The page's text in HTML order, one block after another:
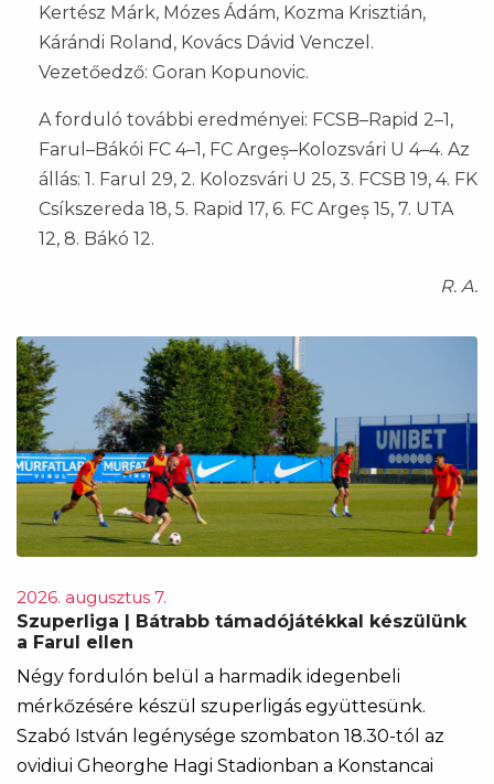
Kertész Márk, Mózes Ádám, Kozma Krisztián,
Kárándi Roland, Kovács Dávid Venczel.
Vezetőedző: Goran Kopunovic.
A forduló további eredményei: FCSB–Rapid 2–1,
Farul–Bákói FC 4–1, FC Argeș–Kolozsvári U 4–4. Az
állás: 1. Farul 29, 2. Kolozsvári U 25, 3. FCSB 19, 4. FK
Csíkszereda 18, 5. Rapid 17, 6. FC Argeș 15, 7. UTA
12, 8. Bákó 12.
R. A.
2026. augusztus 7.
Szuperliga | Bátrabb támadójátékkal készülünk
a Farul ellen
Négy fordulón belül a harmadik idegenbeli
mérkőzésére készül szuperligás együttesünk.
Szabó István legénysége szombaton 18.30-tól az
ovidiui Gheorghe Hagi Stadionban a Konstancai